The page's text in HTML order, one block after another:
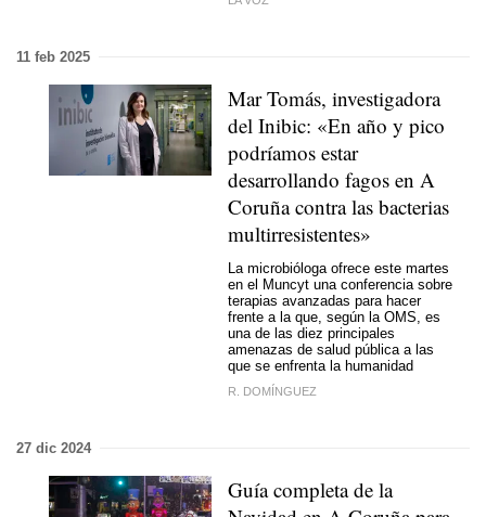
11 feb 2025
Mar Tomás, investigadora
del Inibic: «En año y pico
podríamos estar
desarrollando fagos en A
Coruña contra las bacterias
multirresistentes»
La microbióloga ofrece este martes
en el Muncyt una conferencia sobre
terapias avanzadas para hacer
frente a la que, según la OMS, es
una de las diez principales
amenazas de salud pública a las
que se enfrenta la humanidad
R. DOMÍNGUEZ
27 dic 2024
Guía completa de la